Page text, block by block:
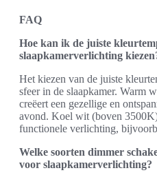
FAQ
Hoe kan ik de juiste
slaapkamerverlichting
Het kiezen van de juiste
sfeer in de slaapkamer. Warm
creëert een gezellige en
avond. Koel wit (boven
functionele verlichting,
Welke soorten dimmer
voor slaapkamerverlichting?